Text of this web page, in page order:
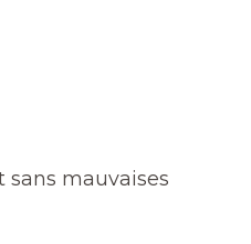
mauvaises